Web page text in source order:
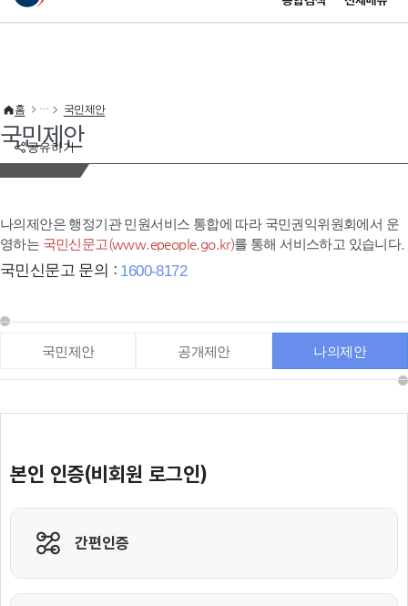
이 누리집은 대한민국 공식 전자정부 누리집입니다.
공유하기
홈 국민제안
국민제안
나의제안은 행정기관 민원서비스 통합에 따라 국민권익위원회에서 운
영하는 국민신문고(www.epeople.go.kr)를 통해 서비스하고 있습니다.
국민신문고 문의 : 1600-8172
국민제안 공개제안 나의제안